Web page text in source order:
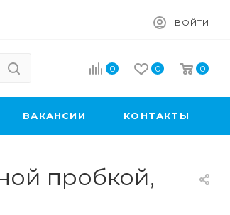
ВОЙТИ
0 0 0
ВАКАНСИИ КОНТАКТЫ
пробкой,